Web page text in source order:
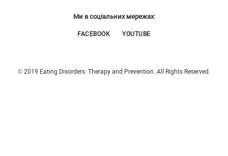
Ми в соціальних мережах:
FACEBOOK YOUTUBE
© 2019 Eating Disorders: Therapy and Prevention. All Rights Reserved.